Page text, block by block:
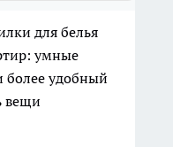
для белья
умные
более удобный
вещи